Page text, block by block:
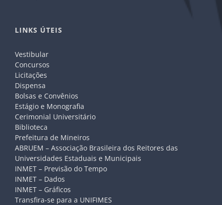
LINKS ÚTEIS
Vestibular
Concursos
Licitações
Dispensa
Bolsas e Convênios
Estágio e Monografia
Cerimonial Universitário
Biblioteca
Prefeitura de Mineiros
ABRUEM – Associação Brasileira dos Reitores das
Universidades Estaduais e Municipais
INMET – Previsão do Tempo
INMET – Dados
INMET – Gráficos
Transfira-se para a UNIFIMES